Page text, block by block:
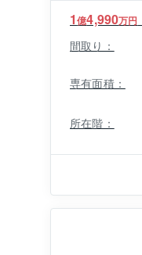
1億4,990万円
間取り：
専有面積：
所在階：